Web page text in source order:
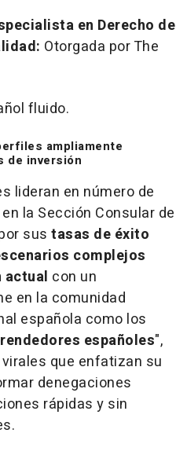
en Derecho de
Otorgada por The
fluido.
ampliamente
de inversión
lideran en número de
la Sección Consular de
sus tasas de éxito
complejos
actual con un
en la comunidad
española como los
españoles",
que enfatizan su
denegaciones
rápidas y sin